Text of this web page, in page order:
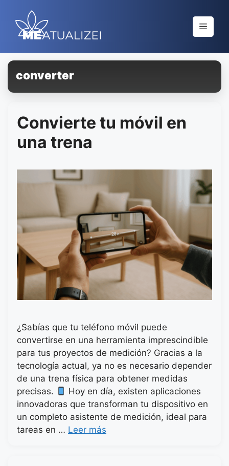
contenido
Menú
converter
Convierte tu móvil en
una trena
¿Sabías que tu teléfono móvil puede
convertirse en una herramienta imprescindible
para tus proyectos de medición? Gracias a la
tecnología actual, ya no es necesario depender
de una trena física para obtener medidas
precisas.
Hoy en día, existen aplicaciones
innovadoras que transforman tu dispositivo en
un completo asistente de medición, ideal para
tareas en … Leer más